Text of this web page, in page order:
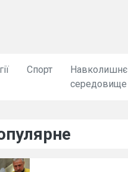
Спорт
Навколишнє
середовище